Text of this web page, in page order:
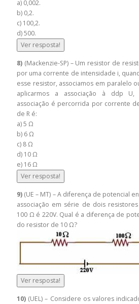
a) 0,002.
b) 0,2.
c) 100,2.
d) 500.
Ver resposta!
8) (Mackenzie-SP) – Um resistor de
por uma corrente de intensidade i,
esse resistor, associamos em paralelo
aplicarmos a associação à ddp U,
associação é percorrida por corrente
de R é:
a) 5 Ω
b) 6 Ω
c) 8 Ω
d) 10 Ω
e) 16 Ω
Ver resposta!
9) (UE – MT) – A diferença de potencial
associação em série de dois
100 Ω é 220V. Qual é a diferença de
do resistor de 10 Ω?
Ver resposta!
10) (UEL) – Considere os valores